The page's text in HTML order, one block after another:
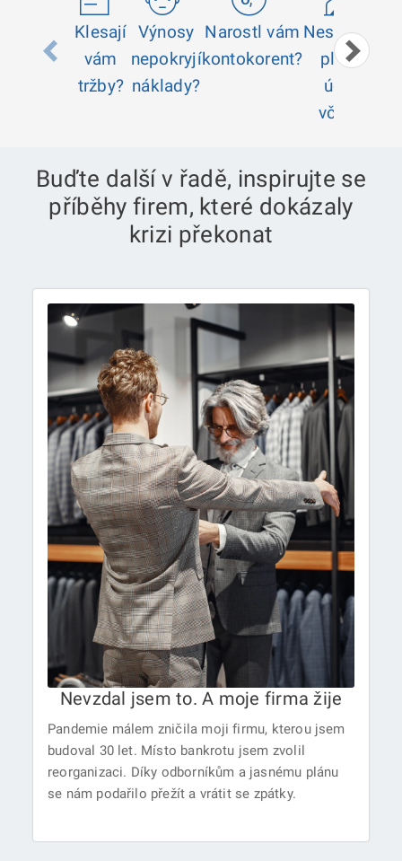
Klesají
vám
tržby?
Výnosy
nepokryjí
náklady?
Narostl vám
kontokorent?
Nestíháte
platit
účty
včas?
Buďte další v řadě, inspirujte se
příběhy firem, které dokázaly
krizi překonat
Nevzdal jsem to. A moje firma žije
Pandemie málem zničila moji firmu, kterou jsem
budoval 30 let. Místo bankrotu jsem zvolil
reorganizaci. Díky odborníkům a jasnému plánu
se nám podařilo přežít a vrátit se zpátky.